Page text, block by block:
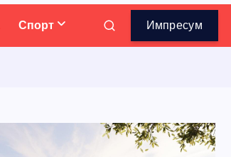
Спорт Импресум